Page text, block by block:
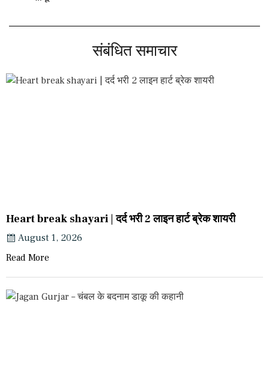
संबंधित समाचार
Heart break shayari | दर्द भरी 2 लाइन हार्ट ब्रेक शायरी
August 1, 2026
Read More